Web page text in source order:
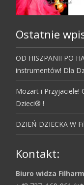
Ostatnie
OD HISZPANII PO
instrumentów! Dla
Mozart i Przyjaciele!
Dzieci® !
DZIEŃ DZIECKA W
Kontakt:
Biuro widza